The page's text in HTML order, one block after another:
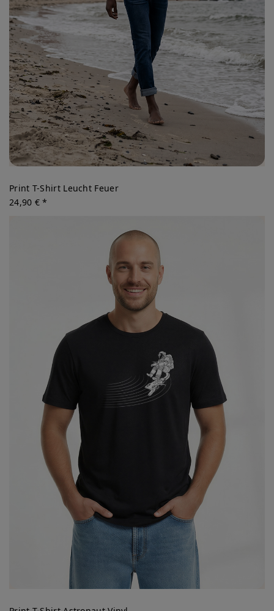
Print T-Shirt Leucht Feuer
24,90 € *